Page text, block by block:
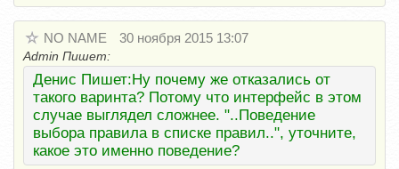
NO NAME 30 ноября 2015 13:07
Admin Пишет:
Денис Пишет:Ну почему же отказались от
такого варинта? Потому что интерфейс в этом
случае выглядел сложнее. "..Поведение
выбора правила в списке правил..", уточните,
какое это именно поведение?